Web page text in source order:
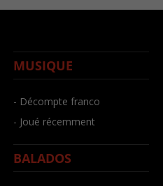
MUSIQUE
- Décompte franco
- Joué récemment
BALADOS